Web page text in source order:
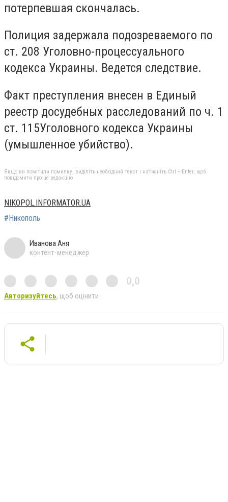
потерпевшая скончалась.
Полиция задержала подозреваемого по
ст. 208 Уголовно-процессуального
кодекса Украины. Ведется следствие.
Факт преступления внесен в Единый
реестр досудебных расследований по ч. 1
ст. 115Уголовного кодекса Украины
(умышленное убийство).
Якщо ви помітили помилку, виділіть необхідний текст і натисніть Ctrl + Enter, щоб
повідомити про це редакцію
NIKOPOL.INFORMATOR.UA
#Никополь
Иванова Аня
контент-менеджер
0,0
Авторизуйтесь, щоб оцінити